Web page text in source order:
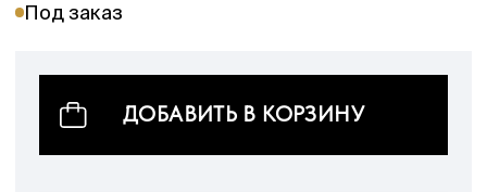
Под заказ
ДОБАВИТЬ В КОРЗИНУ